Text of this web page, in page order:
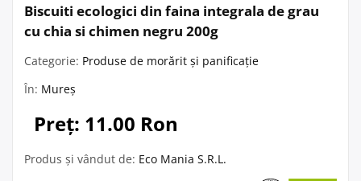
Biscuiti ecologici din faina integrala de grau
cu chia si chimen negru 200g
Categorie: Produse de morărit și panificație
În: Mureș
Preț: 11.00 Ron
Produs și vândut de: Eco Mania S.R.L.